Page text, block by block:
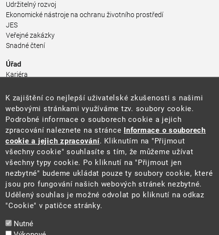
Udržitelný rozvoj
Ekonomické nástroje na ochranu životního prostředí
JES
Veřejné zakázky
Snadné čtení
Úřad
Kariéra
Pro média a veřejnost
Povinně zveřejňované informace
Kontakty
Přistupnost budovy úřadu MŽP
(PDF, 204 kB)
Web
Aktuality
Ochrana osobních údajů
Prohlášení o přístupnosti
Zásady používání cookies
Mapa webu
K zajištění co nejlepší uživatelské zkušenosti s našimi
webovými stránkami využíváme tzv. soubory cookie.
Podrobné informace o souborech cookie a jejich
zpracování naleznete na stránce Informace o souborech
cookie a jejich zpracování. Kliknutím na "Přijmout
všechny cookie" souhlasíte s tím, že můžeme užívat
všechny typy cookie. Po kliknutí na "Přijmout jen
nezbytné" budeme ukládat pouze ty soubory cookie, které
jsou pro fungování našich webových stránek nezbytné.
Udělený souhlas je možné odvolat po kliknutí na odkaz
"Cookie" v patičce stránky.
Nutné